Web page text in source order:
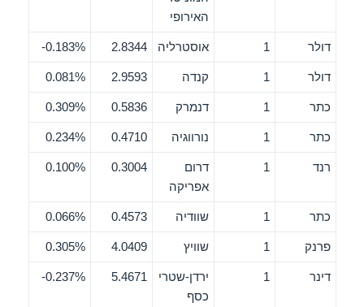
האירופי
דולר 1 אוסטרליה 2.8344
0.183%-
דולר 1 קנדה 2.9593
0.081%
כתר 1 דנמרק 0.5836
0.309%
כתר 1 נורווגיה 0.4710
0.234%
רנד 1
דרום
אפריקה
0.3004
0.100%
כתר 1 שוודיה 0.4573
0.066%
פרנק 1 שוויץ 4.0409
0.305%
דינר 1
ירדן-שטרי
כסף
5.4671
0.237%-